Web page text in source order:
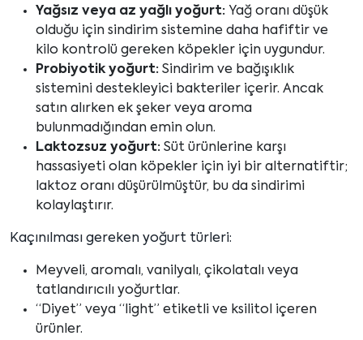
Yağsız veya az yağlı yoğurt: Yağ oranı düşük
olduğu için sindirim sistemine daha hafiftir ve
kilo kontrolü gereken köpekler için uygundur.
Probiyotik yoğurt: Sindirim ve bağışıklık
sistemini destekleyici bakteriler içerir. Ancak
satın alırken ek şeker veya aroma
bulunmadığından emin olun.
Laktozsuz yoğurt: Süt ürünlerine karşı
hassasiyeti olan köpekler için iyi bir alternatiftir;
laktoz oranı düşürülmüştür, bu da sindirimi
kolaylaştırır.
Kaçınılması gereken yoğurt türleri:
Meyveli, aromalı, vanilyalı, çikolatalı veya
tatlandırıcılı yoğurtlar.
“Diyet” veya “light” etiketli ve ksilitol içeren
ürünler.